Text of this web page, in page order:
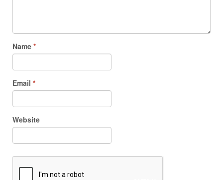
Name *
Email *
Website